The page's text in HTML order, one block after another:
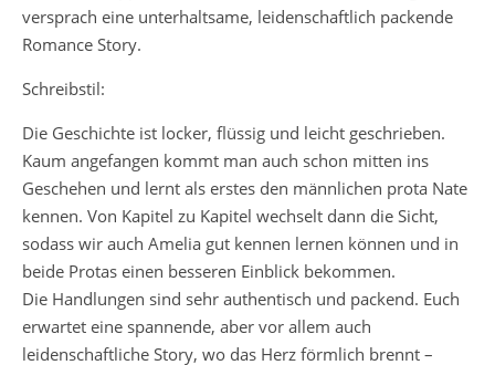
versprach eine unterhaltsame, leidenschaftlich packende
Romance Story.
Schreibstil:
Die Geschichte ist locker, flüssig und leicht geschrieben.
Kaum angefangen kommt man auch schon mitten ins
Geschehen und lernt als erstes den männlichen prota Nate
kennen. Von Kapitel zu Kapitel wechselt dann die Sicht,
sodass wir auch Amelia gut kennen lernen können und in
beide Protas einen besseren Einblick bekommen.
Die Handlungen sind sehr authentisch und packend. Euch
erwartet eine spannende, aber vor allem auch
leidenschaftliche Story, wo das Herz förmlich brennt –